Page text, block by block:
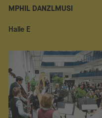
MPHIL DANZLMUSI
Halle E